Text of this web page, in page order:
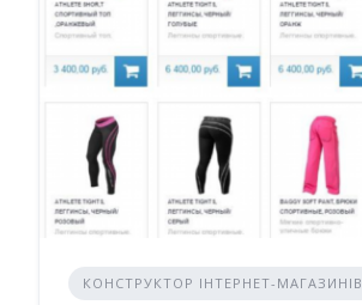
КОНСТРУКТОР ІНТЕРНЕТ-МАГАЗИНІВ